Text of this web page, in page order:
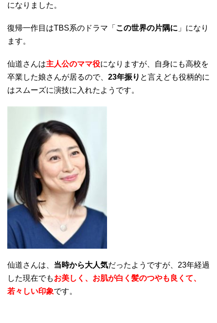
になりました。
復帰一作目はTBS系のドラマ「 この世界の片隅に 」になり
ます。
仙道さんは主人公のママ役になりますが、自身にも高校を
卒業した娘さんが居るので、 23年振り と言えども役柄的に
はスムーズに演技に入れたようです。
仙道さんは、 当時から大人気だったようですが、23年経過
した現在でもお美しく、お肌が白く髪のつやも良くて、
若々しい印象です。